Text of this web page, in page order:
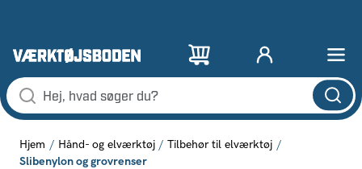
Hjem Hånd- og elværktøj Tilbehør til elværktøj
Slibenylon og grovrenser